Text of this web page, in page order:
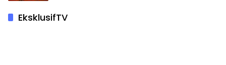
EksklusifTV